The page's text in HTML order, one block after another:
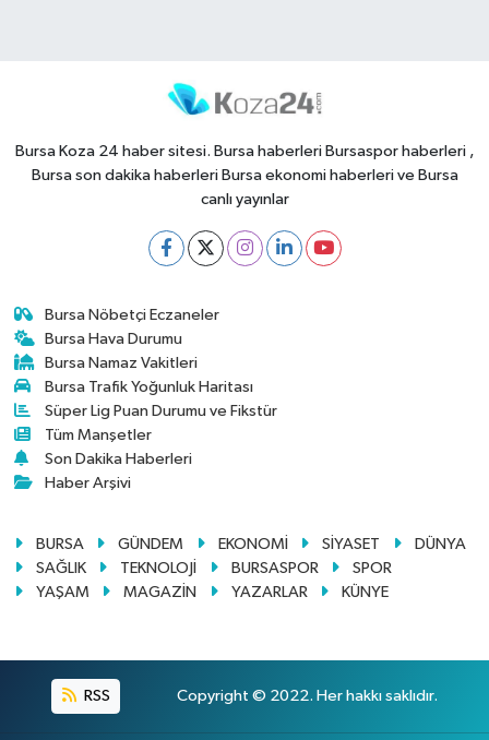
Bursa Koza 24 haber sitesi. Bursa haberleri Bursaspor haberleri ,
Bursa son dakika haberleri Bursa ekonomi haberleri ve Bursa
canlı yayınlar
Bursa Nöbetçi Eczaneler
Bursa Hava Durumu
Bursa Namaz Vakitleri
Bursa Trafik Yoğunluk Haritası
Süper Lig Puan Durumu ve Fikstür
Tüm Manşetler
Son Dakika Haberleri
Haber Arşivi
BURSA GÜNDEM EKONOMİ SİYASET
DÜNYA
SAĞLIK
TEKNOLOJİ BURSASPOR
SPOR
YAŞAM
MAGAZİN YAZARLAR KÜNYE
RSS Copyright © 2022. Her hakkı saklıdır.